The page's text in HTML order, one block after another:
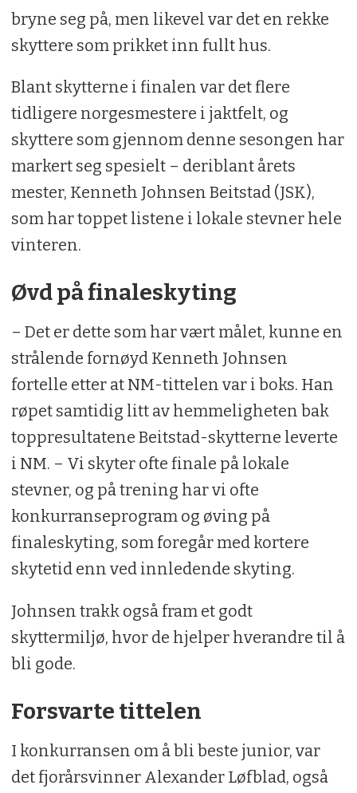
bryne seg på, men likevel var det en rekke
skyttere som prikket inn fullt hus.
Blant skytterne i finalen var det flere
tidligere norgesmestere i jaktfelt, og
skyttere som gjennom denne sesongen har
markert seg spesielt – deriblant årets
mester, Kenneth Johnsen Beitstad (JSK),
som har toppet listene i lokale stevner hele
vinteren.
Øvd på finaleskyting
– Det er dette som har vært målet, kunne en
strålende fornøyd Kenneth Johnsen
fortelle etter at NM-tittelen var i boks. Han
røpet samtidig litt av hemmeligheten bak
toppresultatene Beitstad-skytterne leverte
i NM. – Vi skyter ofte finale på lokale
stevner, og på trening har vi ofte
konkurranseprogram og øving på
finaleskyting, som foregår med kortere
skytetid enn ved innledende skyting.
Johnsen trakk også fram et godt
skyttermiljø, hvor de hjelper hverandre til å
bli gode.
Forsvarte tittelen
I konkurransen om å bli beste junior, var
det fjorårsvinner Alexander Løfblad, også